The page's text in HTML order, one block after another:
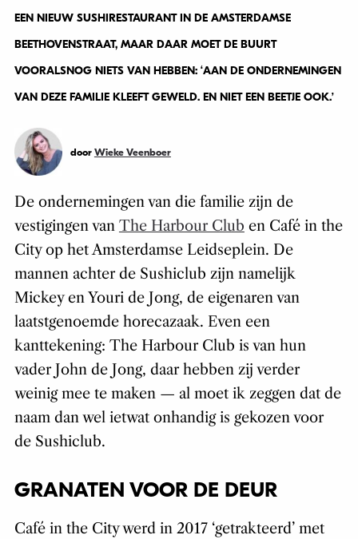
EEN NIEUW SUSHIRESTAURANT IN DE AMSTERDAMSE
BEETHOVENSTRAAT, MAAR DAAR MOET DE BUURT
VOORALSNOG NIETS VAN HEBBEN: ‘AAN DE ONDERNEMINGEN
VAN DEZE FAMILIE KLEEFT GEWELD. EN NIET EEN BEETJE OOK.’
door Wieke Veenboer
De ondernemingen van die familie zijn de
vestigingen van The Harbour Club en Café in the
City op het Amsterdamse Leidseplein. De
mannen achter de Sushiclub zijn namelijk
Mickey en Youri de Jong, de eigenaren van
laatstgenoemde horecazaak. Even een
kanttekening: The Harbour Club is van hun
vader John de Jong, daar hebben zij verder
weinig mee te maken — al moet ik zeggen dat de
naam dan wel ietwat onhandig is gekozen voor
de Sushiclub.
GRANATEN VOOR DE DEUR
Café in the City werd in 2017 ‘getrakteerd’ met